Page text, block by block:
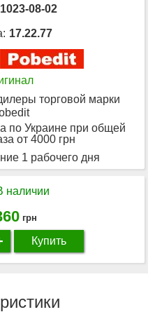
08-02
17.22.77
торговой марки
по Украине при общей
от 4000 грн
1 рабочего дня
наличии
грн
Купить